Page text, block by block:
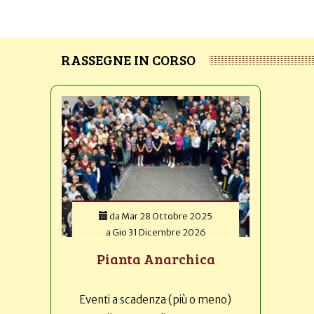
RASSEGNE IN CORSO
da Mar 28 Ottobre 2025
aGio 31 Dicembre 2026
Pianta Anarchica
Eventi a scadenza (più o meno)